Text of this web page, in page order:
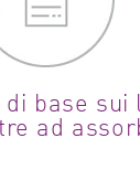
base
ad